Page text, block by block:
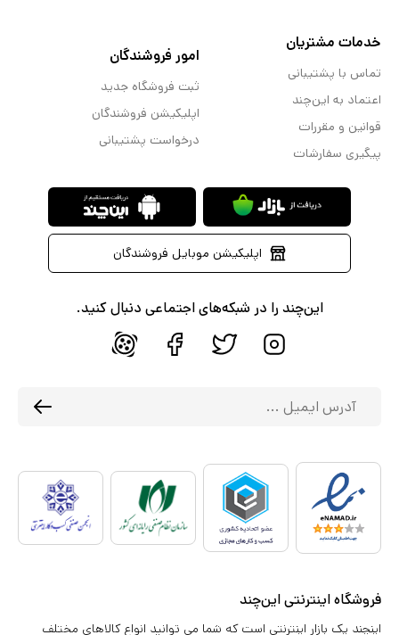
خدمات مشتریان
تماس با پشتیبانی
اعتماد به این‌چند
قوانین و مقررات
پیگیری سفارشات
امور فروشندگان
ثبت فروشگاه جدید
اپلیکیشن فروشندگان
درخواست پشتیبانی
اپلیکیشن موبایل فروشندگان
این‌چند را در شبکه‌های اجتماعی دنبال کنید.
فروشگاه اینترنتی این‌چند
اینچند یک بازار اینترنتی است که شما می توانید انواع کالاهای مختلف